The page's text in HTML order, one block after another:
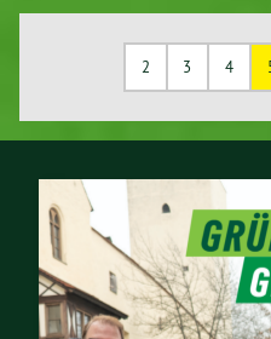
2 3 4